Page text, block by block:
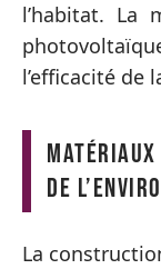
l’habitat. La
l’efficacité de
de
La